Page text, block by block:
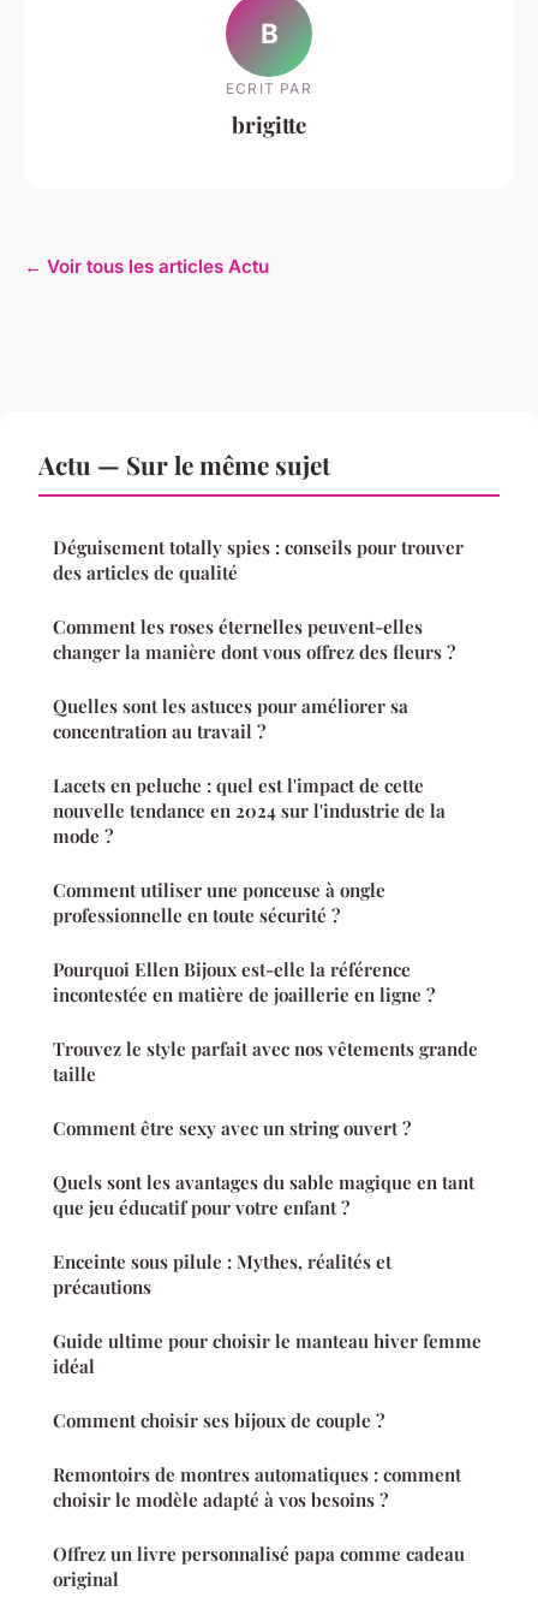
B
ECRIT PAR
brigitte
← Voir tous les articles Actu
Actu — Sur le même sujet
Déguisement totally spies : conseils pour trouver
des articles de qualité
Comment les roses éternelles peuvent-elles
changer la manière dont vous offrez des fleurs ?
Quelles sont les astuces pour améliorer sa
concentration au travail ?
Lacets en peluche : quel est l'impact de cette
nouvelle tendance en 2024 sur l'industrie de la
mode ?
Comment utiliser une ponceuse à ongle
professionnelle en toute sécurité ?
Pourquoi Ellen Bijoux est-elle la référence
incontestée en matière de joaillerie en ligne ?
Trouvez le style parfait avec nos vêtements grande
taille
Comment être sexy avec un string ouvert ?
Quels sont les avantages du sable magique en tant
que jeu éducatif pour votre enfant ?
Enceinte sous pilule : Mythes, réalités et
précautions
Guide ultime pour choisir le manteau hiver femme
idéal
Comment choisir ses bijoux de couple ?
Remontoirs de montres automatiques : comment
choisir le modèle adapté à vos besoins ?
Offrez un livre personnalisé papa comme cadeau
original